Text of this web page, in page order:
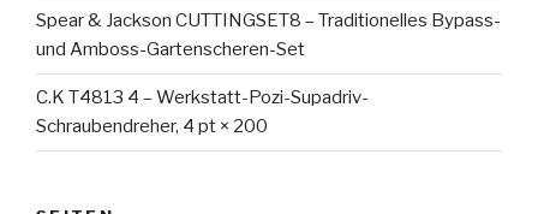
Spear & Jackson CUTTINGSET8 – Traditionelles Bypass-
und Amboss-Gartenscheren-Set
C.K T4813 4 – Werkstatt-Pozi-Supadriv-
Schraubendreher, 4 pt × 200